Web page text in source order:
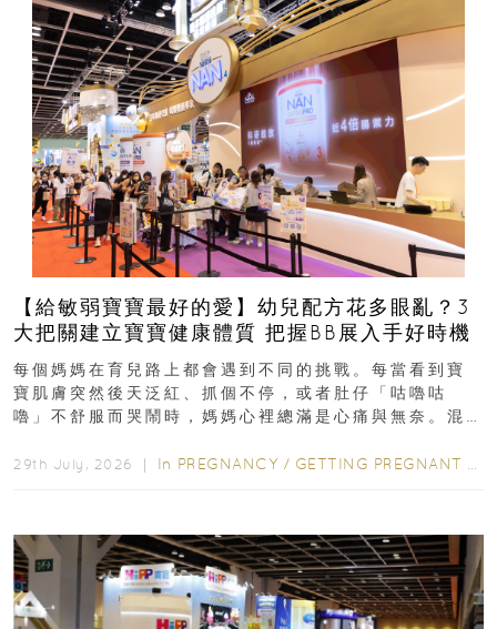
【給敏弱寶寶最好的愛】幼兒配方花多眼亂？3
大把關建立寶寶健康體質 把握BB展入手好時機
每個媽媽在育兒路上都會遇到不同的挑戰。每當看到寶
寶肌膚突然後天泛紅、抓個不停，或者肚仔「咕嚕咕
嚕」不舒服而哭鬧時，媽媽心裡總滿是心痛與無奈。混
29th July, 2026 ｜ In PREGNANCY / GETTING PREGNANT